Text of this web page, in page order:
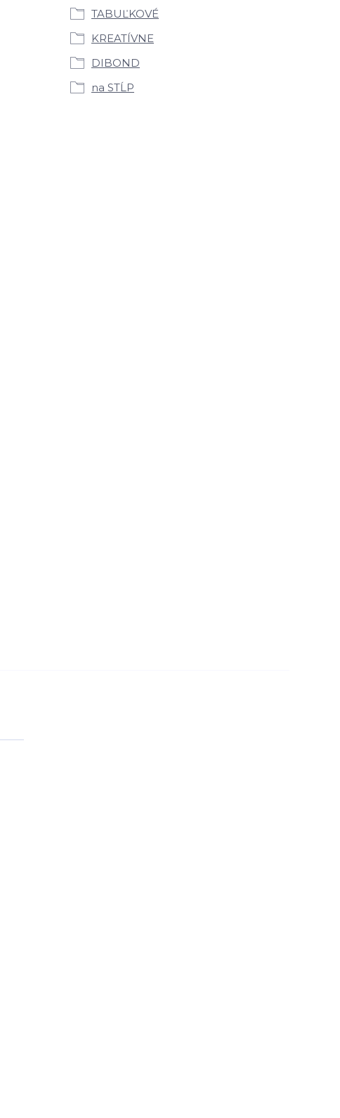
TABUĽKOVÉ
KREATÍVNE
DIBOND
na STĹP